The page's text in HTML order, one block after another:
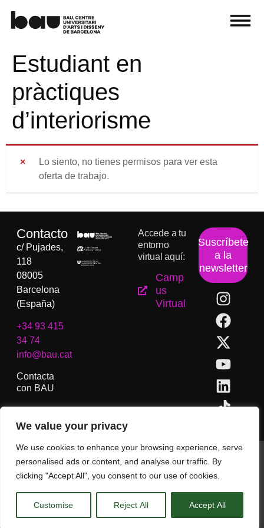
We value your privacy
We use cookies to enhance your browsing experience, serve
personalised ads or content, and analyse our traffic. By
clicking "Accept All", you consent to our use of cookies.
Customise Reject All Accept All
Estudiant en
pràctiques
d’interiorisme
Lo siento, no tienes permisos para ver esta
oferta de trabajo.
Contacto
c/ Pujades,
118
08005
Barcelona
(España)
+34 93 415
34 74
info@bau.cat
Contacta
con BAU
Accede a tu
entorno
virtual aquí:
Camp
us
Virtual
Suscríbete
a la
newsletter
BAU, Centro Universitario de Artes y Diseño de Barcelona.
Copyright © Todos los derechos reservados.
Aviso Legal
ES EN